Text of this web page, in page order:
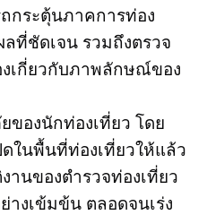
กระตุ้นภาคการท่อง
ที่ชัดเจน รวมถึงตรวจ
เกี่ยวกับภาพลักษณ์ของ
ของนักท่องเที่ยว โดย
ดในพื้นที่ท่องเที่ยวให้แล้ว
านของตำรวจท่องเที่ยว
งเข้มข้น ตลอดจนเร่ง